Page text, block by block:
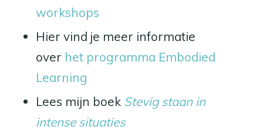
workshops
Hier vind je meer informatie
over het programma Embodied
Learning
Lees mijn boek Stevig staan in
intense situaties